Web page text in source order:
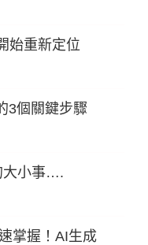
始重新定位
3個關鍵步驟
大小事….
掌握！AI生成